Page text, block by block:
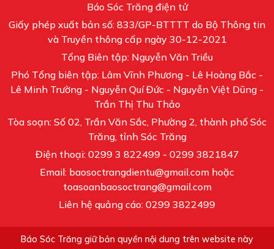
Báo Sóc Trăng điện tử
Giấy phép xuất bản số: 833/GP-BTTTT do Bộ Thông tin
và Truyền thông cấp ngày 30-12-2021
Tổng Biên tập: Nguyễn Văn Triều
Phó Tổng biên tập: Lâm Vĩnh Phương - Lê Hoàng Bắc -
Lê Minh Trường - Nguyễn Quí Đức - Nguyễn Việt Dũng -
Trần Thị Thu Thảo
Tòa soạn: Số 02, Trần Văn Sắc, Phường 2, thành phố Sóc
Trăng, tỉnh Sóc Trăng
Điện thoại: 0299 3 822499 - 0299 3821847
Email: baosoctrangdientu@gmail.com hoặc
toasoanbaosoctrang@gmail.com
Liên hệ quảng cáo: 0299 3822499
Báo Sóc Trăng giữ bản quyền nội dung trên website này